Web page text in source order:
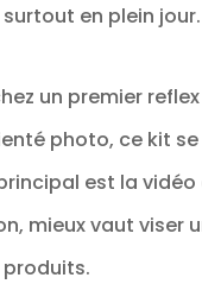
en plein jour.
un premier
photo, ce kit se
est la vidéo
mieux vaut viser